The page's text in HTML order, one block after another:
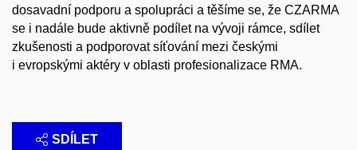
dosavadní podporu a spolupráci a těšíme se, že CZARMA
se i nadále bude aktivně podílet na vývoji rámce, sdílet
zkušenosti a podporovat síťování mezi českými
i evropskými aktéry v oblasti profesionalizace RMA.
SDÍLET